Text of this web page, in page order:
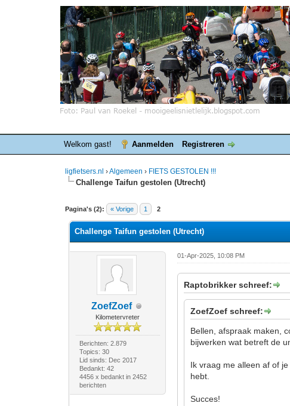
Welkom gast! Aanmelden Registreren
ligfietsers.nl ›Algemeen › FIETS GESTOLEN !!!
Challenge Taifun gestolen (Utrecht)
Pagina's (2): « Vorige 1 2
0 stemmen - gemiddelde waardering is 0
1
2
3
4
5
Challenge Taifun gestolen (Utrecht)
ZoefZoef
Kilometervreter
Berichten: 2.879
Topics: 30
Lid sinds: Dec 2017
Bedankt: 42
4456 x bedankt in 2452
berichten
01-Apr-2025, 10:08 PM
Raptobrikker schreef:
ZoefZoef schreef:
Bellen, afspraak maken,
bijwerken wat betreft de
Ik vraag me alleen af of
hebt.
Succes!